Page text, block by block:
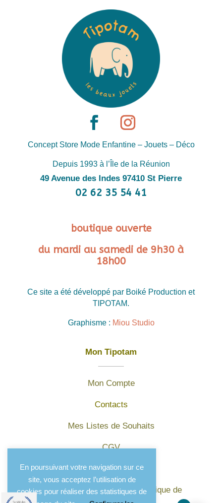
Concept Store Mode Enfantine – Jouets – Déco
Depuis 1993 à l’Île de la Réunion
49 Avenue des Indes 97410 St Pierre
02 62 35 54 41
boutique ouverte
du mardi au samedi de 9h30 à
18h00
Ce site a été développé par Boiké Production et
TIPOTAM.
Graphisme : Miou Studio
Mon Tipotam
Mon Compte
Contacts
Mes Listes de Souhaits
CGV
Mentions légales
Protection des données et politique de
En poursuivant votre navigation sur ce
site, vous acceptez l’utilisation de
cookies pour réaliser des statistiques de